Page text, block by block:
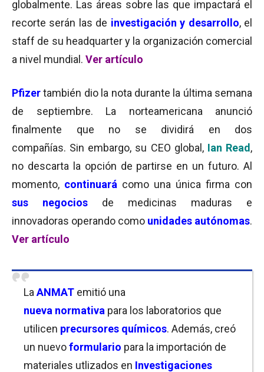
globalmente. Las áreas sobre las que impactará el
recorte serán las de investigación y desarrollo, el
staff de su headquarter y la organización comercial
a nivel mundial. Ver artículo
Pfizertambién dio la nota durante la última semana
de septiembre. La norteamericana anunció
finalmente que no se dividirá en dos
compañías. Sin embargo, su CEO global,Ian Read ,
no descarta la opción de partirse en un futuro. Al
momento, continuará como una única firma con
sus negocios de medicinas maduras e
innovadoras operando como unidades autónomas.
Ver artículo
La ANMAT emitió una
nueva normativa para los laboratorios que
utilicen precursores químicos. Además, creó
un nuevoformulario para la importación de
materiales utlizados en Investigaciones